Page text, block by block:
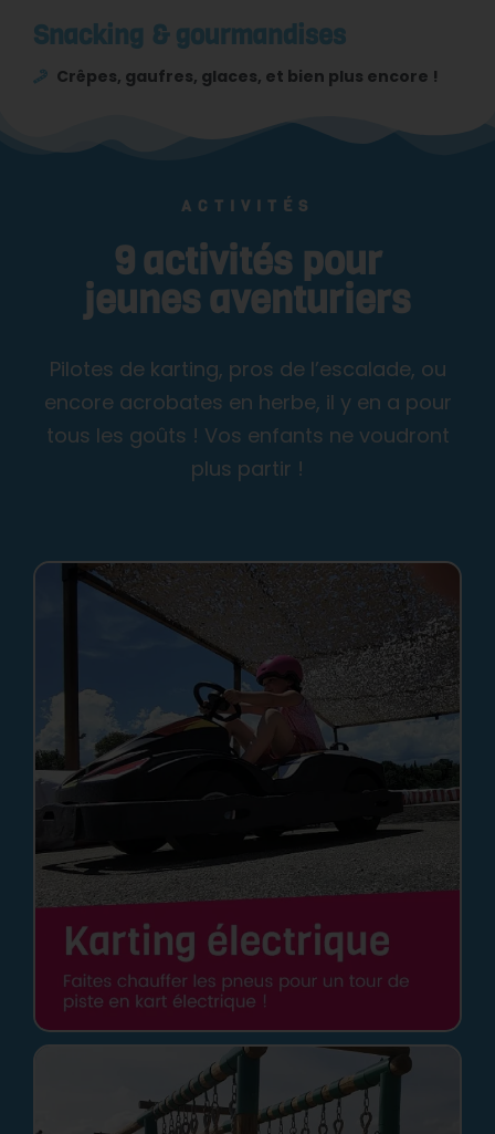
Snacking & gourmandises
Crêpes, gaufres, glaces, et bien plus encore !
ACTIVITÉS
9 activités pour
jeunes aventuriers
Pilotes de karting, pros de l’escalade, ou
encore acrobates en herbe, il y en a pour
tous les goûts ! Vos enfants ne voudront
plus partir !